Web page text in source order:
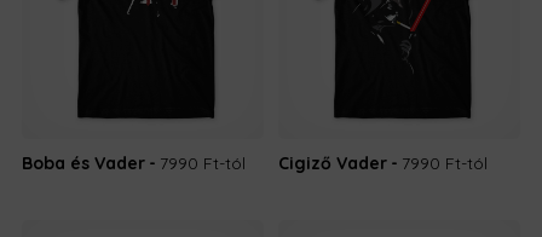
Boba és Vader 7990 Ft-tól Cigiző Vader 7990 Ft-tól